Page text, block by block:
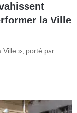
la Ville
Ville », porté par